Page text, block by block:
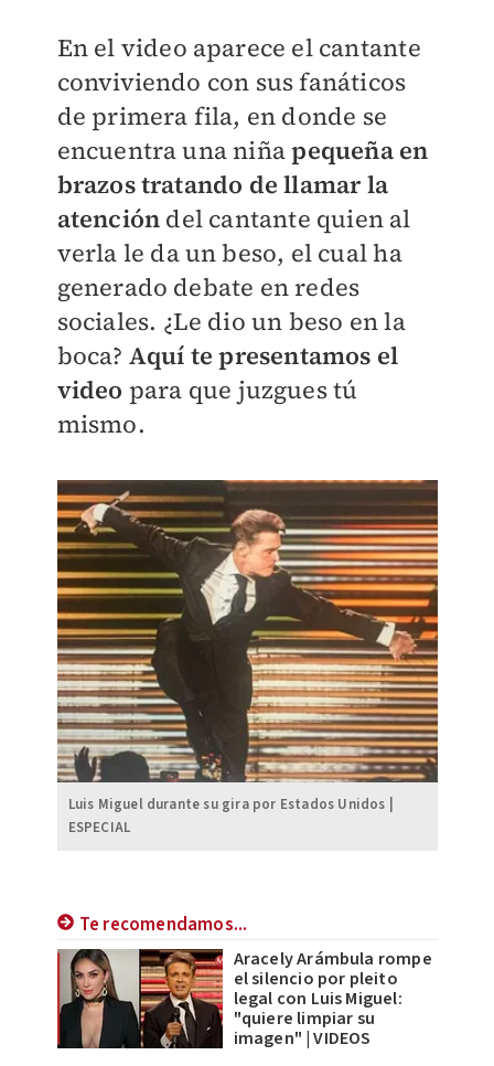
En el video aparece el cantante
conviviendo con sus fanáticos
de primera fila, en donde se
encuentra una niñapequeña en
brazos tratando de llamar la
atención del cantante quien al
verla le da un beso, el cual ha
generado debate en redes
sociales. ¿Le dio un beso en la
boca? Aquí te presentamos el
video para que juzgues tú
mismo.
Luis Miguel durante su gira por Estados Unidos |
ESPECIAL
Te recomendamos...
Aracely Arámbula rompe
el silencio por pleito
legal con Luis Miguel:
"quiere limpiar su
imagen" | VIDEOS